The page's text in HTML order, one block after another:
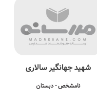
شهید جهانگیر سالاری
نامشخص - دبستان